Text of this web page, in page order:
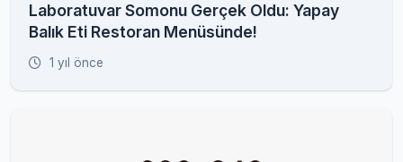
Laboratuvar Somonu Gerçek Oldu: Yapay
Balık Eti Restoran Menüsünde!
1 yıl önce